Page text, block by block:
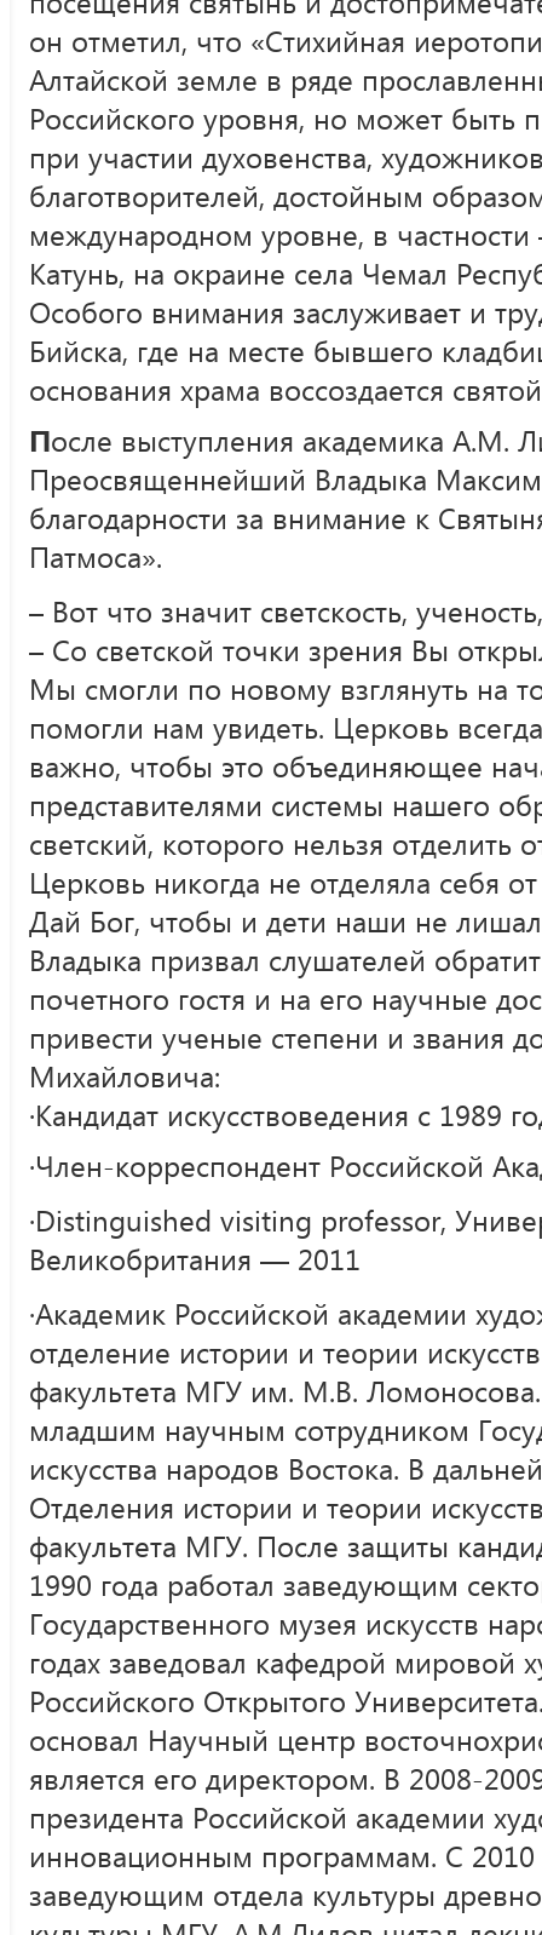
он отметил, что «Стихийная
Алтайской земле в ряде
Российского уровня, но может быть
при участии духовенства,
благотворителей, достойным
международном уровне, в
Катунь, на окраине села Чемал
Особого внимания заслуживает и
Бийска, где на месте бывшего
основания храма воссоздается
После выступления академика А.М.
Преосвященнейший Владыка
благодарности за внимание к
Патмоса».
– Вот что значит светскость,
– Со светской точки зрения Вы
Мы смогли по новому взглянуть на
помогли нам увидеть. Церковь
важно, чтобы это объединяющее
представителями системы нашего
светский, которого нельзя отделить
Церковь никогда не отделяла себя
Дай Бог, чтобы и дети наши не
Владыка призвал слушателей
почетного гостя и на его научные
привести ученые степени и звания
Михайловича:
·Кандидат искусствоведения с 1989
·Член-корреспондент Российской
·Distinguished visiting professor,
Великобритания — 2011
·Академик Российской академии
отделение истории и теории
факультета МГУ им. М.В.
младшим научным сотрудником
искусства народов Востока. В
Отделения истории и теории
факультета МГУ. После защиты
1990 года работал заведующим
Государственного музея искусств
годах заведовал кафедрой мировой
Российского Открытого
основал Научный центр
является его директором. В 2008-
президента Российской академии
инновационным программам. С 2010
заведующим отдела культуры